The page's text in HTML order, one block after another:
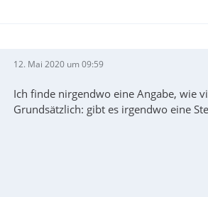
12. Mai 2020 um 09:59
Ich finde nirgendwo eine Angabe, wie
Grundsätzlich: gibt es irgendwo eine